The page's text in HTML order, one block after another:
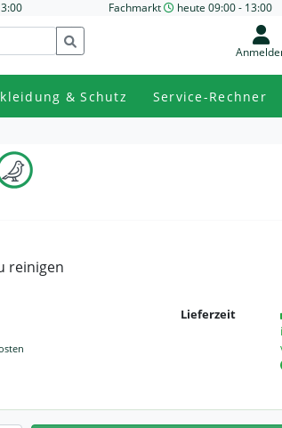
Fachmarkt heute 09:00 - 13:00
& Schutz Service-Rechner
reinigen
Lieferzeit